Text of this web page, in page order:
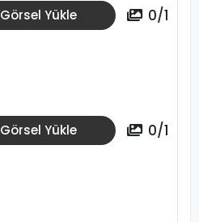
Görsel Yükle 0/1
Görsel Yükle 0/1